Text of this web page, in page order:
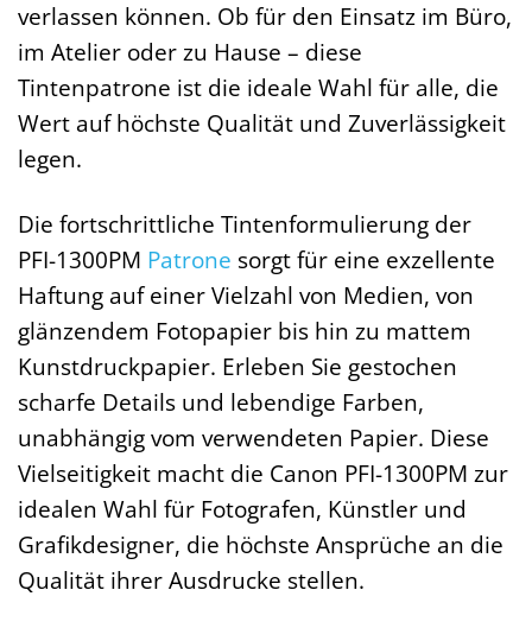
verlassen können. Ob für den Einsatz im Büro,
im Atelier oder zu Hause – diese
Tintenpatrone ist die ideale Wahl für alle, die
Wert auf höchste Qualität und Zuverlässigkeit
legen.
Die fortschrittliche Tintenformulierung der
PFI-1300PM Patrone sorgt für eine exzellente
Haftung auf einer Vielzahl von Medien, von
glänzendem Fotopapier bis hin zu mattem
Kunstdruckpapier. Erleben Sie gestochen
scharfe Details und lebendige Farben,
unabhängig vom verwendeten Papier. Diese
Vielseitigkeit macht die Canon PFI-1300PM zur
idealen Wahl für Fotografen, Künstler und
Grafikdesigner, die höchste Ansprüche an die
Qualität ihrer Ausdrucke stellen.